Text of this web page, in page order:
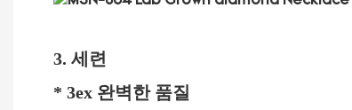
3. 세련
* 3ex 완벽한 품질